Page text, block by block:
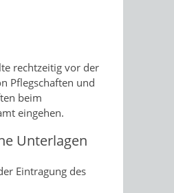
rechtzeitig vor der
Pflegschaften und
beim
eingehen.
Unterlagen
Eintragung des